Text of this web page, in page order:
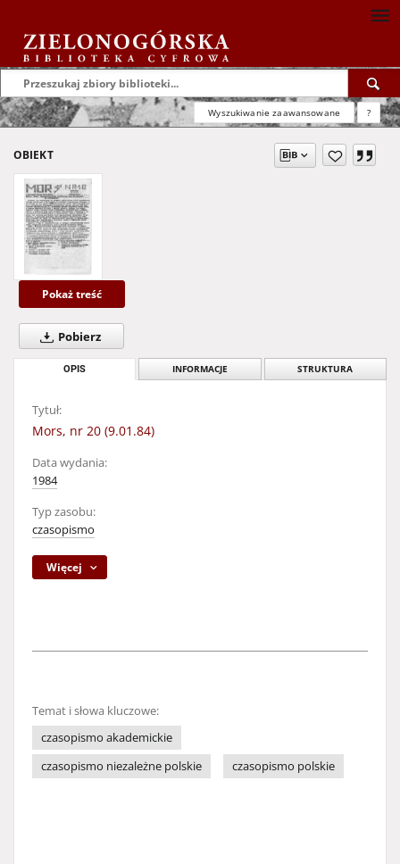
Wyszukiwanie zaawansowane ?
OBIEKT
Pokaż treść
Pobierz
OPIS INFORMACJE STRUKTURA
Tytuł:
Mors, nr 20 (9.01.84)
Data wydania:
1984
Typ zasobu:
czasopismo
Więcej
Temat i słowa kluczowe:
czasopismo akademickie
czasopismo niezależne polskie
czasopismo polskie